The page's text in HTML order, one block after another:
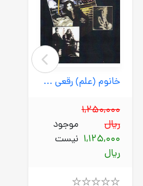
خانوم (علم) رقعی سلفون
1,250,000
ریال
1,125,000
ریال
موجود
نیست